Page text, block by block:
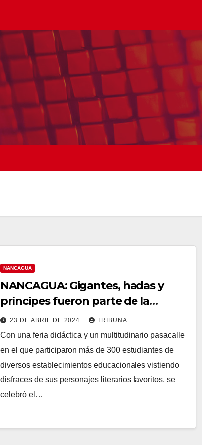
NANCAGUA
NANCAGUA: Gigantes, hadas y
príncipes fueron parte de la
celebración del Día del Libro
23 DE ABRIL DE 2024 TRIBUNA
Con una feria didáctica y un multitudinario pasacalle
en el que participaron más de 300 estudiantes de
diversos establecimientos educacionales vistiendo
disfraces de sus personajes literarios favoritos, se
celebró el…